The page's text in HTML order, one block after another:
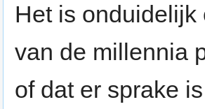
Het is
van de millennia
of dat er sprake